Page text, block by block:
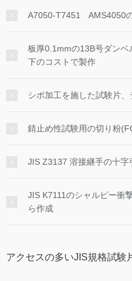
A7050-T7451 AMS4050
板厚0.1mmの13B号ダンベ
下のコストで製作
シボ加工を施した試験片
錆止め性試験用の切り粉
JIS Z3137 溶接継手の十
JIS K7111のシャルピー衝
ら作成
アクセスの多いJIS規格試験